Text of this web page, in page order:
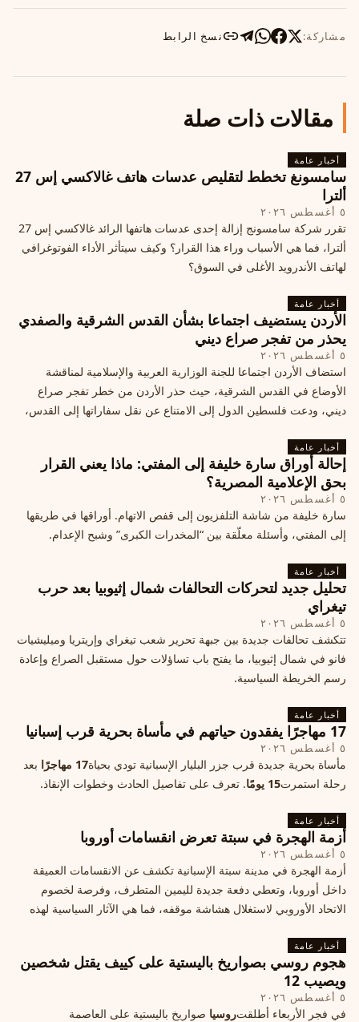
مشاركة: نسخ الرابط
مقالات ذات صلة
أخبار عامة
سامسونغ تخطط لتقليص عدسات هاتف غالاكسي إس 27
ألترا
٥ أغسطس ٢٠٢٦
تقرر شركة سامسونج إزالة إحدى عدسات هاتفها الرائد غالاكسي إس 27
ألترا، فما هي الأسباب وراء هذا القرار؟ وكيف سيتأثر الأداء الفوتوغرافي
لهاتف الأندرويد الأغلى في السوق؟
أخبار عامة
الأردن يستضيف اجتماعا بشأن القدس الشرقية والصفدي
يحذر من تفجر صراع ديني
٥ أغسطس ٢٠٢٦
استضاف الأردن اجتماعا للجنة الوزارية العربية والإسلامية لمناقشة
الأوضاع في القدس الشرقية، حيث حذر الأردن من خطر تفجر صراع
ديني، ودعت فلسطين الدول إلى الامتناع عن نقل سفاراتها إلى القدس،
أخبار عامة
إحالة أوراق سارة خليفة إلى المفتي: ماذا يعني القرار
بحق الإعلامية المصرية؟
٥ أغسطس ٢٠٢٦
سارة خليفة من شاشة التلفزيون إلى قفص الاتهام. أوراقها في طريقها
إلى المفتي، وأسئلة معلّقة بين “المخدرات الكبرى” وشبح الإعدام.
أخبار عامة
تحليل جديد لتحركات التحالفات شمال إثيوبيا بعد حرب
تيغراي
٥ أغسطس ٢٠٢٦
تتكشف تحالفات جديدة بين جبهة تحرير شعب تيغراي وإريتريا وميليشيات
فانو في شمال إثيوبيا، ما يفتح باب تساؤلات حول مستقبل الصراع وإعادة
رسم الخريطة السياسية.
أخبار عامة
17 مهاجرًا يفقدون حياتهم في مأساة بحرية قرب إسبانيا
٥ أغسطس ٢٠٢٦
مأساة بحرية جديدة قرب جزر البليار الإسبانية تودي بحياة17 مهاجرًا
بعد
رحلة استمرت15 يومًا . تعرف على تفاصيل الحادث وخطوات الإنقاذ.
أخبار عامة
أزمة الهجرة في سبتة تعرض انقسامات أوروبا
٥ أغسطس ٢٠٢٦
أزمة الهجرة في مدينة سبتة الإسبانية تكشف عن الانقسامات العميقة
داخل أوروبا، وتعطي دفعة جديدة لليمين المتطرف، وفرصة لخصوم
الاتحاد الأوروبي لاستغلال هشاشة موقفه، فما هي الآثار السياسية لهذه
أخبار عامة
هجوم روسي بصواريخ باليستية على كييف يقتل شخصين
ويصيب 12
٥ أغسطس ٢٠٢٦
في فجر الأربعاء أطلقتروسيا صواريخ باليستية على العاصمة